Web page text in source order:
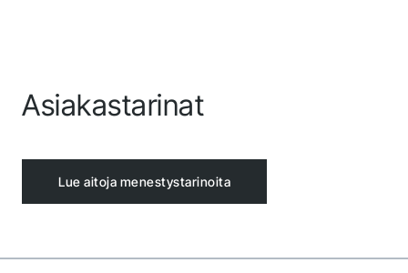
Asiakastarinat
Lue aitoja menestystarinoita